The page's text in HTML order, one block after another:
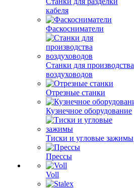
кабеля
Фаскосниматели
Станки для производства
воздуховодов
Отрезные станки
Кузнечное оборудование
Тиски и угловые зажимы
Прессы
Voll